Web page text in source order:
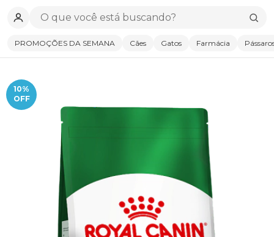
10%
OFF
PROMOÇÕES DA SEMANA Cães Gatos Farmácia